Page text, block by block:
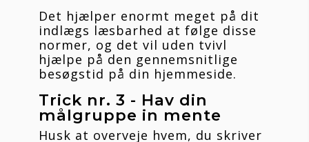
Det hjælper enormt meget på dit
indlægs læsbarhed at følge disse
normer, og det vil uden tvivl
hjælpe på den gennemsnitlige
besøgstid på din hjemmeside.
Trick nr. 3 - Hav din
målgruppe in mente
Husk at overveje hvem, du skriver